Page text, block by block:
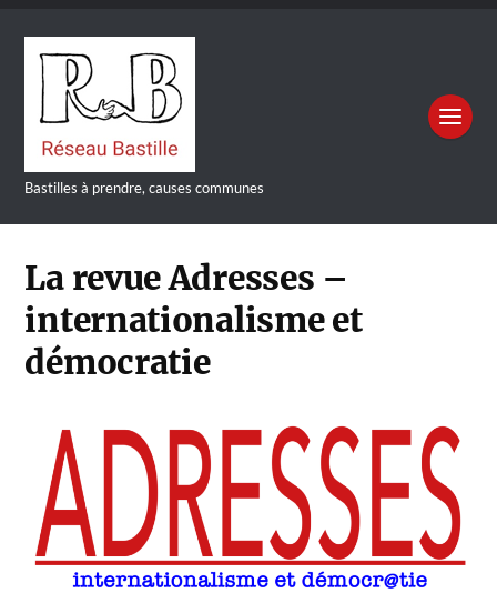
Bastilles à prendre, causes communes
La revue Adresses –
internationalisme et
démocratie